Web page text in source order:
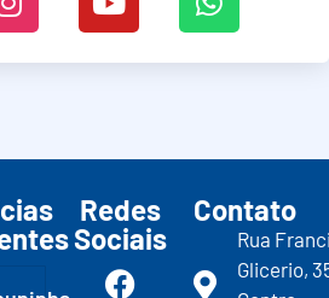
Redes
Sociais
Contato
Rua
Glicerio,